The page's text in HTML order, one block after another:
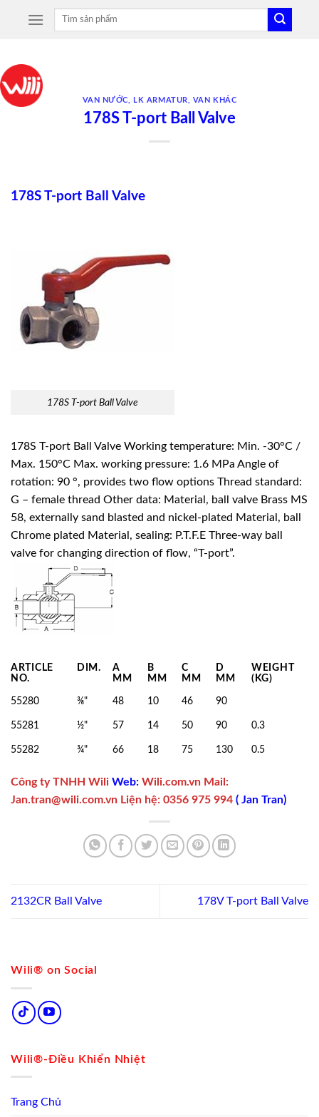
Tìm
Wili® on Social
Wili®-Điều Khiển Nhiệt
Trang Chủ
VAN NƯỚC LK ARMATUR VAN KHÁC
178S T-port Ball Valve
178S T-port Ball Valve
178S T-port Ball Valve
178S T-port Ball Valve Working temperature: Min. -30°C /
Max. 150°C Max. working pressure: 1.6 MPa Angle of
rotation: 90 °, provides two flow options Thread standard:
G – female thread Other data: Material, ball valve Brass MS
58, externally sand blasted and nickel-plated Material, ball
Chrome plated Material, sealing: P.T.F.E Three-way ball
valve for changing direction of flow, “T-port”.
ARTICLE
NO.
DIM.
A
MM
B
MM
C
MM
D
MM
WEIGHT
(KG)
55280 ⅜" 48 10 46 90
55281 ½" 57 14 50 90 0.3
55282 ¾" 66 18 75 130 0.5
Công ty TNHH Wili Web: Wili.com.vn Mail:
Jan.tran@wili.com.vn Liện hệ: 0356 975 994 ( Jan Tran)
2132CR Ball Valve 178V T-port Ball Valve